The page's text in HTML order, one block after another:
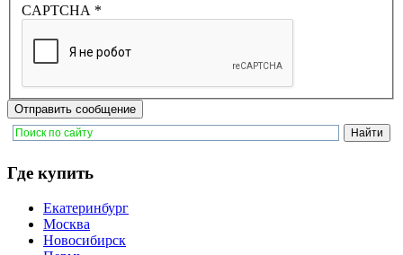
CAPTCHA *
Отправить сообщение
Где купить
Екатеринбург
Москва
Новосибирск